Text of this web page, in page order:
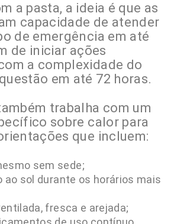
a pasta, a ideia é que as
capacidade de atender
de emergência em até
de iniciar ações
a complexidade do
em até 72 horas.
trabalha com um
sobre calor para
que incluem:
sem sede;
ao sol durante os horários mais
fresca e arejada;